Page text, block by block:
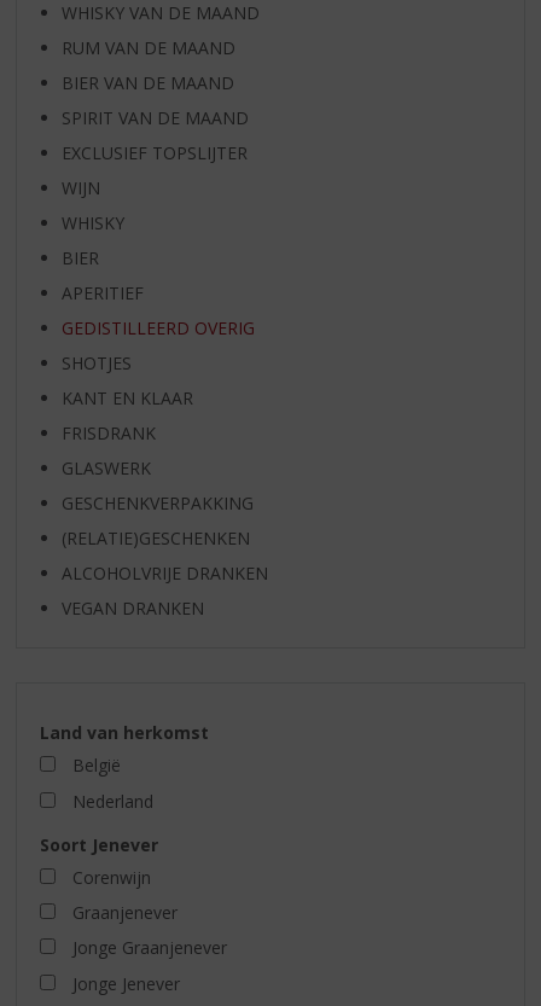
WHISKY VAN DE MAAND
RUM VAN DE MAAND
BIER VAN DE MAAND
SPIRIT VAN DE MAAND
EXCLUSIEF TOPSLIJTER
WIJN
WHISKY
BIER
APERITIEF
GEDISTILLEERD OVERIG
SHOTJES
KANT EN KLAAR
FRISDRANK
GLASWERK
GESCHENKVERPAKKING
(RELATIE)GESCHENKEN
ALCOHOLVRIJE DRANKEN
VEGAN DRANKEN
Land van herkomst
België
Nederland
Soort Jenever
Corenwijn
Graanjenever
Jonge Graanjenever
Jonge Jenever